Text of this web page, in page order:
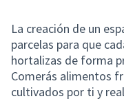
La creación de un
parcelas para que
hortalizas de forma
Comerás alimentos
cultivados por ti y